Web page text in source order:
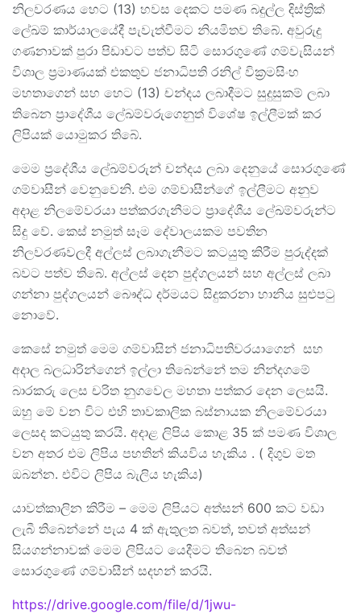
නිලවරණය හෙට (13) හවස දෙකට පමණ බදුල්ල දිස්ත්‍රික්
ලේඛම් කාර්යාලයේදී පැවැත්වීමට නියමිතව තිබේ. අවුරුදු
ගණනාවක් පුරා පිඩාවට පත්ව සිටි සොරගුණේ ගම්වැසියන්
විශාල ප්‍රමාණයක් එකතුව ජනාධිපති රනිල් වික්‍රමසිංහ
මහතාගෙන් සහ හෙට (13) චන්දය ලබාදීමට සුදුසුකම් ලබා
තිබෙන ප්‍රාදේශීය ලේඛම්වරුගෙනුත් විශේෂ ඉල්ලීමක් කර
ලිපියක් යොමුකර තිබේ.
මෙම ප්‍රදේශීය ලේඛම්වරුන් චන්දය ලබා දෙනුයේ සොරගුණේ
ගම්වාසීන් වෙනුවෙනි. එම ගම්වාසීන්ගේ ඉල්ලීමට අනුව
අදාළ නිලමේවරයා පත්කරගැනීමට ප්‍රාදේශීය ලේඛම්වරුන්ට
සිදු වේ. කෙස් නමුත් සෑම දේවාලයකම පවතින
නිලවරණවලදී අල්ලස් ලබාගැනීමට කටයුතු කිරීම පුරුද්දක්
බවට පත්ව තිබේ. අල්ලස් දෙන පුද්ගලයන් සහ අල්ලස් ලබා
ගන්නා පුද්ගලයන් බෞද්ධ දර්මයට සිදුකරනා හානිය සුළුපටු
නොවේ.
කෙසේ නමුත් මෙම ගම්වාසින් ජනාධිපතිවරයාගෙන් සහ
අදාල බලධාරින්ගෙන් ඉල්ලා තිබෙන්නේ තම නින්දගමේ
බාරකරු ලෙස චරිත නුගවෙල මහතා පත්කර දෙන ලෙසයි.
ඔහු මේ වන විට එහි තාවකාලික බස්නායක නිලමේවරයා
ලෙසද කටයුතු කරයි. අදාළ ලිපිය කොළ 35 ක් පමණ විශාල
වන අතර එම ලිපිය පහතින් කියවිය හැකිය . ( දිගුව මත
ඔබන්න. එවිට ලිපිය බැලිය හැකිය)
යාවත්කාලින කිරීම – මෙම ලිපියට අත්සන් 600 කට වඩා
ලැබී තිබෙන්නේ පැය 4 ක් ඇතුලත බවත්, තවත් අත්සන්
සියගන්නාවක් මෙම ලිපියට යෙදීමට තිබෙන බවත්
සොරගුණේ ගම්වාසීන් සදහන් කරයි.
https://drive.google.com/file/d/1jwu-